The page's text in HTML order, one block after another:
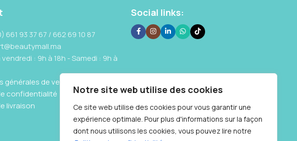
Notre site web utilise des cookies
Ce site web utilise des cookies pour vous garantir une
expérience optimale. Pour plus d'informations sur la façon
dont nous utilisons les cookies, vous pouvez lire notre
661 93 37 67 / 662 69 10 87
vendredi : 9h à 18h - Samedi : 9h à
générales de vente
confidentialité
livraison
Social links: